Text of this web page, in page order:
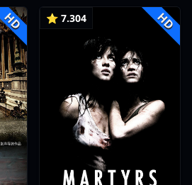
HD ⭐ 7.304 HD